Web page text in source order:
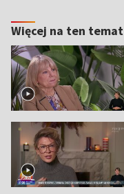
Więcej na ten temat